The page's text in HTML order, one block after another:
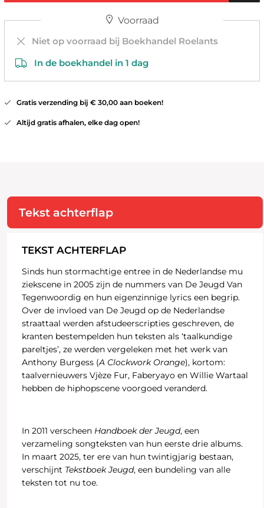
Voorraad
Niet op voorraad bij Boekhandel Roelants
In de boekhandel in 1 dag
Gratis verzending bij € 30,00 aan boeken!
Altijd gratis afhalen, elke dag open!
Tekst achterflap
TEKST ACHTERFLAP
Sinds hun stormachtige entree in de Nederlandse mu
ziekscene in 2005 zijn de nummers van De Jeugd Van
Tegenwoordig en hun eigenzinnige lyrics een begrip.
Over de invloed van De Jeugd op de Nederlandse
straattaal werden afstudeerscripties geschreven, de
kranten bestempelden hun teksten als ‘taalkundige
pareltjes’, ze werden vergeleken met het werk van
Anthony Burgess (A Clockwork Orange), kortom:
taalvernieuwers Vjèze Fur, Faberyayo en Willie Wartaal
hebben de hiphopscene voorgoed veranderd.
In 2011 verscheen Handboek der Jeugd, een
verzameling songteksten van hun eerste drie albums.
In maart 2025, ter ere van hun twintigjarig bestaan,
verschijnt Tekstboek Jeugd, een bundeling van alle
teksten tot nu toe.